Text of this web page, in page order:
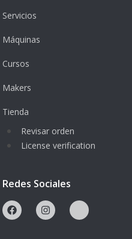
Servicios
Máquinas
Cursos
Makers
Tienda
Revisar orden
License verification
Redes Sociales